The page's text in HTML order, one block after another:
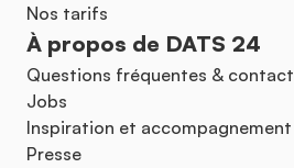
Nos tarifs
À propos de DATS 24
Questions fréquentes & contact
Jobs
Inspiration et accompagnement
Presse